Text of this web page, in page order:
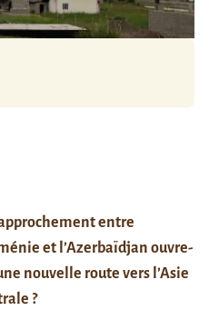
entre
et l’Azerbaïdjan ouvre-
nouvelle route vers l’Asie
?